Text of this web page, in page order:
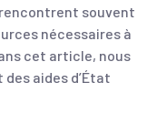
souvent
nécessaires à
cet article, nous
aides d’État